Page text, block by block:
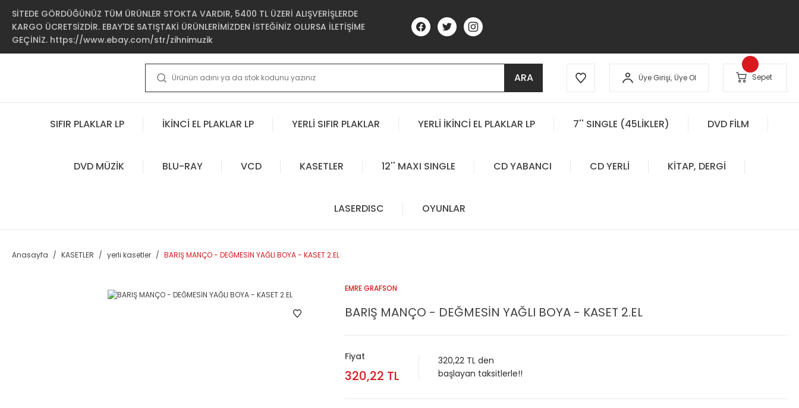
SİTEDE GÖRDÜĞÜNÜZ TÜM ÜRÜNLER STOKTA VARDIR, 5400 TL ÜZERİ ALIŞVERİŞLERDE
KARGO ÜCRETSİZDİR. EBAY'DE SATIŞTAKİ ÜRÜNLERİMİZDEN İSTEĞİNİZ OLURSA İLETİŞİME
GEÇİNİZ. https://www.ebay.com/str/zihnimuzik
ARA Üye Girişi, Üye Ol Sepet
SIFIR PLAKLAR LP İKİNCİ EL PLAKLAR LP YERLİ SIFIR PLAKLAR YERLİ İKİNCİ EL PLAKLAR LP 7'' SINGLE (45LİKLER) DVD FİLM
DVD MÜZİK BLU-RAY VCD KASETLER 12'' MAXI SINGLE CD YABANCI CD YERLİ KİTAP, DERGİ
LASERDISC OYUNLAR
Anasayfa KASETLER yerli kasetler BARIŞ MANÇO - DEĞMESİN YAĞLI BOYA - KASET 2.EL
EMRE GRAFSON
BARIŞ MANÇO - DEĞMESİN YAĞLI BOYA - KASET 2.EL
Fiyat
320,22 TL
320,22 TL den
başlayan taksitlerle!!